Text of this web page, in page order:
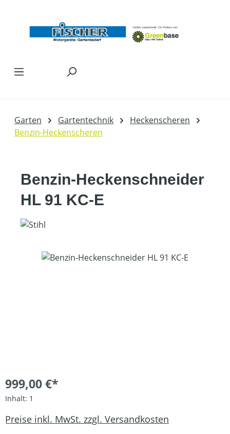
Garten Gartentechnik
Heckenscheren
Benzin-Heckenscheren
Benzin-Heckenschneider
HL 91 KC-E
Bildergalerie überspringen
999,00 €*
Inhalt: 1
Preise inkl. MwSt. zzgl. Versandkosten